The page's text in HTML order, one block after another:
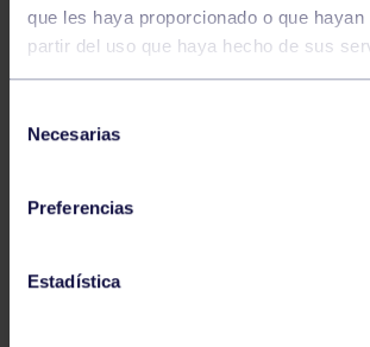
que les haya proporcionado o que hayan
partir del uso que haya hecho de sus
Necesarias
Preferencias
Estadística
ÚLTIMOS RESULTADOS DE
Baloncesto